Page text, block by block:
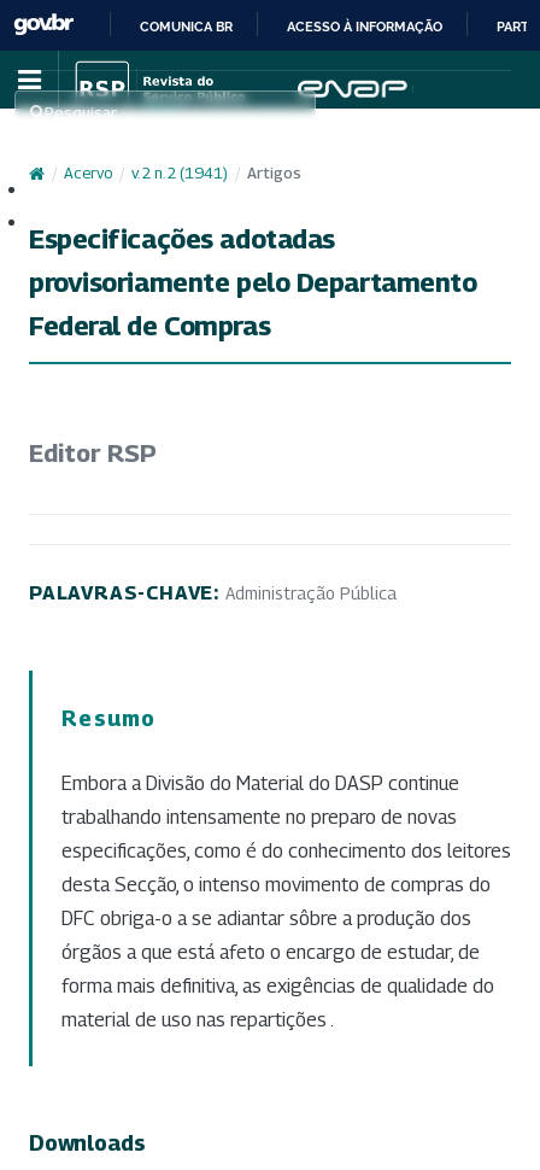
IR
PARA
CONTEÚDO
COMUNICA BR ACESSO À INFORMAÇÃO
Pesquisar
/ Acervo / v. 2 n. 2 (1941) / Artigos
Especificações adotadas
provisoriamente pelo Departamento
Federal de Compras
Editor RSP
PALAVRAS-CHAVE: Administração Pública
Resumo
Embora a Divisão do Material do DASP continue
trabalhando intensamente no preparo de novas
especificações, como é do conhecimento dos leitores
desta Secção, o intenso movimento de compras do
DFC obriga-o a se adiantar sôbre a produção dos
órgãos a que está afeto o encargo de estudar, de
forma mais definitiva, as exigências de qualidade do
material de uso nas repartições .
Downloads